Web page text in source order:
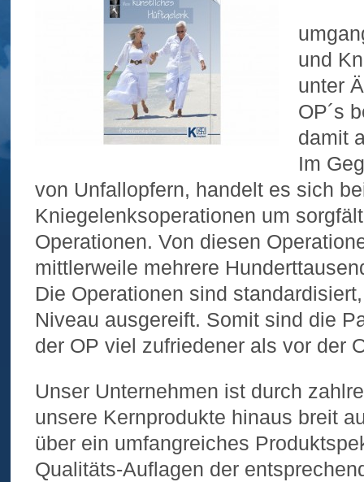
und
unter
OP´s
damit
Im
von Unfallopfern, handelt es sich
Kniegelenksoperationen um
Operationen. Von diesen
mittlerweile mehrere
Die Operationen sind
Niveau ausgereift. Somit sind die
der OP viel zufriedener als vor der
Unser Unternehmen ist durch
unsere Kernprodukte hinaus breit
über ein umfangreiches
Qualitäts-Auflagen der